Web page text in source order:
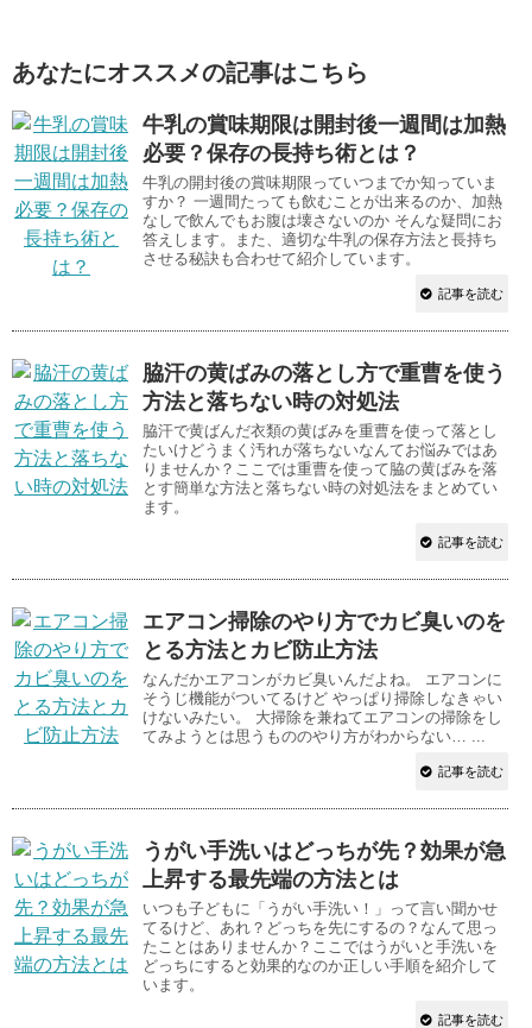
あなたにオススメの記事はこちら
牛乳の賞味期限は開封後一週間は加熱
必要？保存の長持ち術とは？
牛乳の開封後の賞味期限っていつまでか知っていま
すか？ 一週間たっても飲むことが出来るのか、加熱
なしで飲んでもお腹は壊さないのか そんな疑問にお
答えします。また、適切な牛乳の保存方法と長持ち
させる秘訣も合わせて紹介しています。
記事を読む
脇汗の黄ばみの落とし方で重曹を使う
方法と落ちない時の対処法
脇汗で黄ばんだ衣類の黄ばみを重曹を使って落とし
たいけどうまく汚れが落ちないなんてお悩みではあ
りませんか？ここでは重曹を使って脇の黄ばみを落
とす簡単な方法と落ちない時の対処法をまとめてい
ます。
記事を読む
エアコン掃除のやり方でカビ臭いのを
とる方法とカビ防止方法
なんだかエアコンがカビ臭いんだよね。 エアコンに
そうじ機能がついてるけど やっぱり掃除しなきゃい
けないみたい。 大掃除を兼ねてエアコンの掃除をし
てみようとは思うもののやり方がわからない… ...
記事を読む
うがい手洗いはどっちが先？効果が急
上昇する最先端の方法とは
いつも子どもに「うがい手洗い！」って言い聞かせ
てるけど、あれ？どっちを先にするの？なんて思っ
たことはありませんか？ここではうがいと手洗いを
どっちにすると効果的なのか正しい手順を紹介して
います。
記事を読む